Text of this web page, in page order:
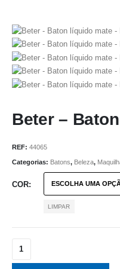
Beter –
REF: 44065
Categorias: Batons, Beleza,
COR
LIMPAR